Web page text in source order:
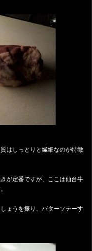
はしっとりと繊細なのが特徴
が定番ですが、ここは仙台牛
ょうを振り、バターソテーす